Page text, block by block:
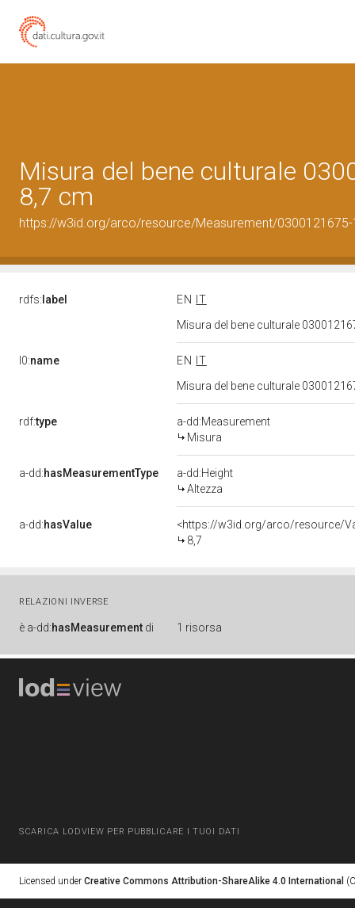
Misura del bene culturale
8,7 cm
https://w3id.org/arco/resource/Measurement/0300121675-
rdfs: label EN
IT
Misura del bene culturale
l0:name EN
IT
Misura del bene culturale
rdf:type
a-dd:Measurement
Misura
a-dd:hasMeasurementType
a-dd:Height
Altezza
a-dd:hasValue
<https://w3id.org/arco/resource/
8,7
RELAZIONI INVERSE
è a-dd:hasMeasurement di 1 risorsa
SCARICA LODVIEW PER PUBBLICARE I TUOI DATI
Licensed under Creative Commons Attribution-ShareAlike 4.0 International